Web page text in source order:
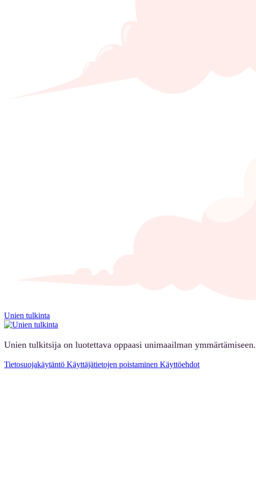
Unien tulkinta
Unien tulkitsija on luotettava oppaasi unimaailman ymmärtämiseen.
Tietosuojakäytäntö Käyttäjätietojen poistaminen Käyttöehdot